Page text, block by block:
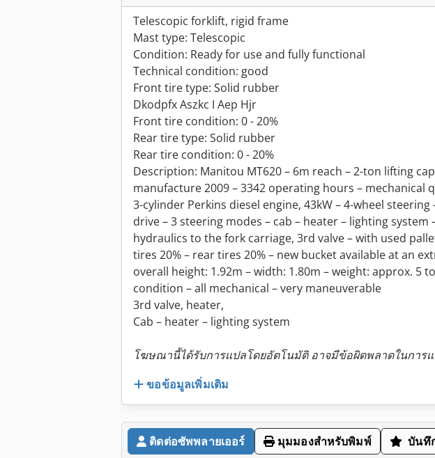
Telescopic forklift, rigid frame
Mast type: Telescopic
Condition: Ready for use and fully functional
Technical condition: good
Front tire type: Solid rubber
Dkodpfx Aszkc I Aep Hjr
Front tire condition: 0 - 20%
Rear tire type: Solid rubber
Rear tire condition: 0 - 20%
Description: Manitou MT620 – 6m reach – 2-ton lifting
manufacture 2009 – 3342 operating hours – mechanical
3-cylinder Perkins diesel engine, 43kW – 4-wheel steering
drive – 3 steering modes – cab – heater – lighting system
hydraulics to the fork carriage, 3rd valve – with used
tires 20% – rear tires 20% – new bucket available at an
overall height: 1.92m – width: 1.80m – weight: approx. 5
condition – all mechanical – very maneuverable
3rd valve, heater,
Cab – heater – lighting system
โฆษณานี้ได้รับการแปลโดยอัตโนมัติ อาจมีข้อผิดพลาดในการ
ขอข้อมูลเพิ่มเติม
ติดต่อซัพพลายเออร์ มุมมองสำหรับพิมพ์ บันทึ